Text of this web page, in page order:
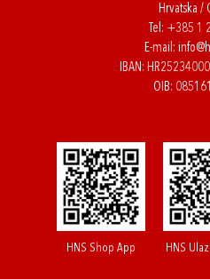
Hrvatska /
Tel: +385 1
E-mail:
IBAN:
OIB:
HNS Shop App HNS